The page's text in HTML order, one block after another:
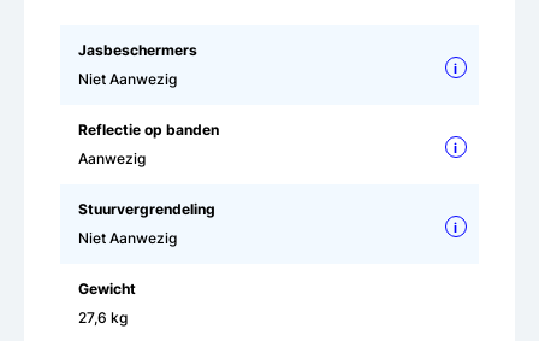
Jasbeschermers
Niet Aanwezig
i
Reflectie op banden
Aanwezig
i
Stuurvergrendeling
Niet Aanwezig
i
Gewicht
27,6 kg